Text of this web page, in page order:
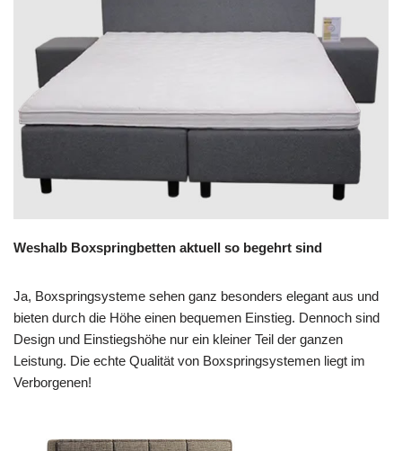
Weshalb Boxspringbetten aktuell so begehrt sind
Ja, Boxspringsysteme sehen ganz besonders elegant aus und
bieten durch die Höhe einen bequemen Einstieg. Dennoch sind
Design und Einstiegshöhe nur ein kleiner Teil der ganzen
Leistung. Die echte Qualität von Boxspringsystemen liegt im
Verborgenen!